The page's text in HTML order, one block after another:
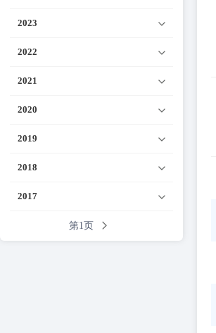
2023
2022
2021
2020
2019
2018
2017
第1页